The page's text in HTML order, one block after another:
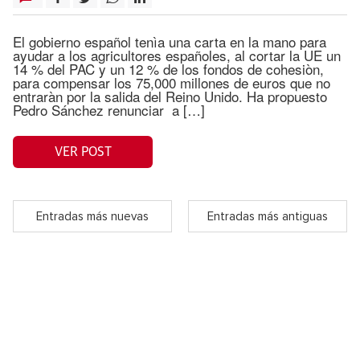
El gobierno español tenìa una carta en la mano para
ayudar a los agricultores españoles, al cortar la UE un
14 % del PAC y un 12 % de los fondos de cohesiòn,
para compensar los 75,000 millones de euros que no
entraràn por la salida del Reino Unido. Ha propuesto
Pedro Sánchez renunciar a […]
VER POST
Entradas más nuevas Entradas más antiguas